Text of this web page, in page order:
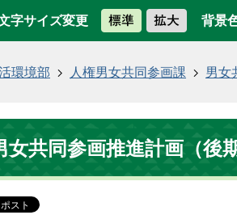
字サイズ変更 背景
環境部 人権男女共同参画課 男女
共同参画推進計画（後